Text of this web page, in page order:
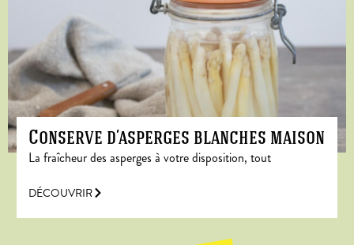
Conserve d’asperges blanches maison
La fraîcheur des asperges à votre disposition, tout
DÉCOUVRIR